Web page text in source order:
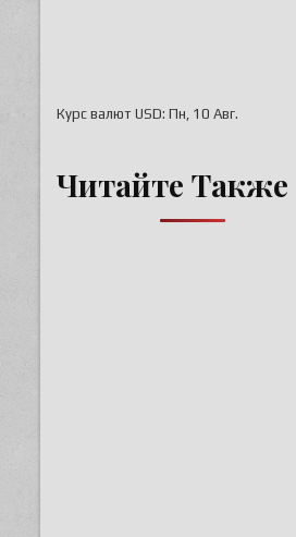
Курс валют USD: Пн, 10 Авг.
Читайте Также